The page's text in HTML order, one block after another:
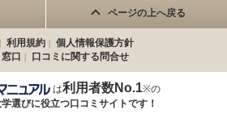
ページの上へ戻る
利用規約
個人情報保護方針
口
口コミに関する問合せ
は利用者数No.1※の
選びに役立つ口コミサイトです！